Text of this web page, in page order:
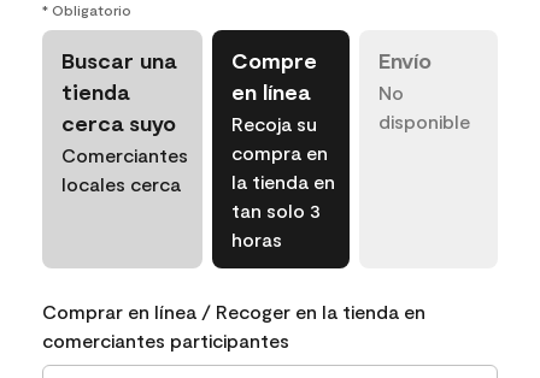
* Obligatorio
Buscar una
tienda
cerca suyo
Comerciantes
locales cerca
Compre
en línea
Recoja su
compra en
la tienda en
tan solo 3
horas
Envío
No
disponible
Comprar en línea / Recoger en la tienda en
comerciantes participantes